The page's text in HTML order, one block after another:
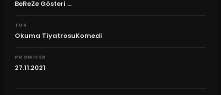
BeReZe Gösteri ...
TUR
Okuma TiyatrosuKomedi
PROMIYER
27.11.2021